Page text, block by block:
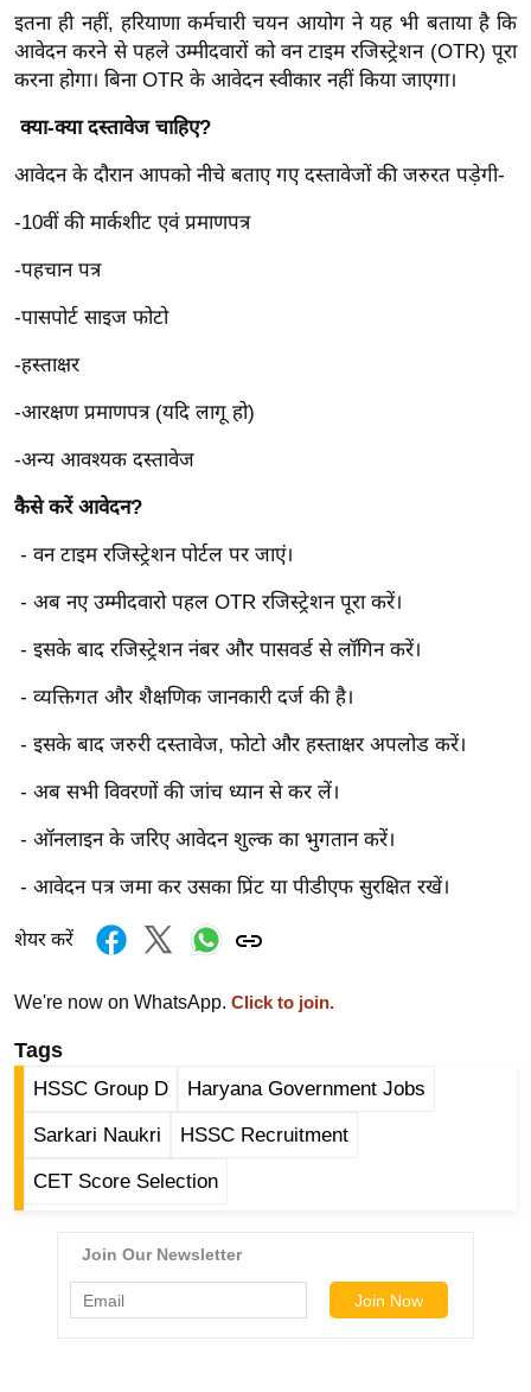
नो
रं
ज
ज
ग
बॉ
ली
ड
हॉ
वु
ड
फि
स
B
a
n
e
s
इ
फ
स्टा
ल
इतना ही नहीं, हरियाणा कर्मचारी चयन आयोग ने यह भी बताया है कि
आवेदन करने से पहले उम्मीदवारों को वन टाइम रजिस्ट्रेशन (OTR) पूरा
करना होगा। बिना OTR के आवेदन स्वीकार नहीं किया जाएगा।
क्या-क्या दस्तावेज चाहिए?
आवेदन के दौरान आपको नीचे बताए गए दस्तावेजों की जरुरत पड़ेगी-
-10वीं की मार्कशीट एवं प्रमाणपत्र
-पहचान पत्र
-पासपोर्ट साइज फोटो
-हस्ताक्षर
-आरक्षण प्रमाणपत्र (यदि लागू हो)
-अन्य आवश्यक दस्तावेज
कैसे करें आवेदन?
- वन टाइम रजिस्ट्रेशन पोर्टल पर जाएं।
- अब नए उम्मीदवारो पहल OTR रजिस्ट्रेशन पूरा करें।
- इसके बाद रजिस्ट्रेशन नंबर और पासवर्ड से लॉगिन करें।
- व्यक्तिगत और शैक्षणिक जानकारी दर्ज की है।
- इसके बाद जरुरी दस्तावेज, फोटो और हस्ताक्षर अपलोड करें।
- अब सभी विवरणों की जांच ध्यान से कर लें।
- ऑनलाइन के जरिए आवेदन शुल्क का भुगतान करें।
- आवेदन पत्र जमा कर उसका प्रिंट या पीडीएफ सुरक्षित रखें।
शेयर करें
We're now on WhatsApp. Click to join.
Tags
HSSC Group D Haryana Government Jobs
Sarkari Naukri HSSC Recruitment
CET Score Selection